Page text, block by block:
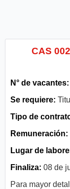
CAS
N° de vacantes:
Se requiere:
Tipo de
Remuneración:
Lugar de
Finaliza: 08 de
Para mayor